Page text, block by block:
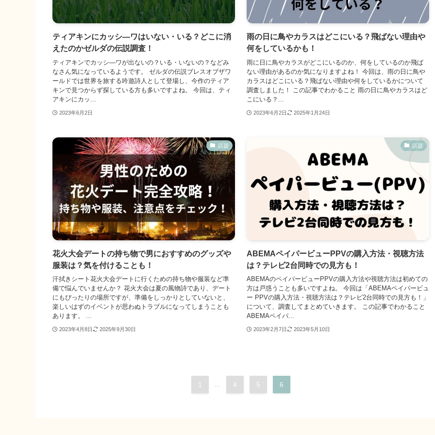
ティアキンにカッシ―ワはいない・いる？どこに消
えたのかゼルダの伝説調査！
ティアキンでカッシ―ワが出ないの？いる・いないの？などみ
なさん気になっているようです。 ゼルダの伝説ブレスオブザワ
ールドでは世界を旅する吟遊詩人として登場し、今作のティア
キンで見つからず探している方も多いですよね。 今回は、ティ
アキンにカッ...
2023年6月2日
雨の日に鳥やカラスはどこにいる？飛ばない理由や
何をしているかも！
雨に日に鳥やカラスがどこにいるのか、何をしているのか飛ば
ない理由があるのか気になりますよね！ 今回は、雨の日に鳥や
カラスはどこにいる？飛ばない理由や何をしているかについて
調査しました！ この記事でわかること 雨の日に鳥やカラスはど
こにいる？...
2023年6月2日 2025年1月24日
話題
花火大会デートの持ち物で男におすすめのグッズや
服装は？気を付けることも！
汗拭きシート花火大会デートに行くための持ち物や服装など準
備で悩んでいませんか？ 花火大会は夏の風物詩であり、デート
にもぴったりの場所ですが、準備をしっかりとしていないと、
楽しいはずのイベントが思わぬトラブルになってしまうことも
あります。 ...
2023年4月8日 2025年9月30日
話題
ABEMAペイパービューPPVの購入方法・視聴方法
は？テレビ2台同時での見方も！
ABEMAのペイパービューPPVの購入方法や視聴方法は初めての
方は戸惑うことも多いですよね。 今回は「ABEMAペイパービュ
ー PPVの購入方法・視聴方法は？テレビ2台同時での見方も！」
について、調査してまとめていきます。 この記事でわかること
ABEMAペイパ...
2023年2月7日 2023年5月10日
1 ... 4 5 6